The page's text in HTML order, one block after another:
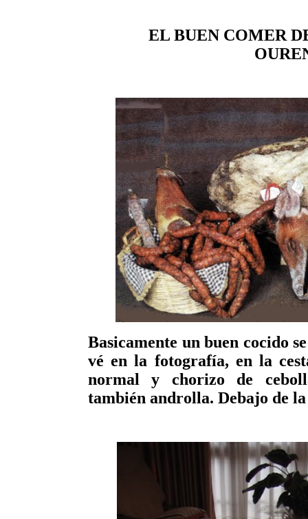
EL BUEN COMER
Basicamente un buen cocido
vé en la fotografía, en la
normal y chorizo de
también androlla. Debajo de